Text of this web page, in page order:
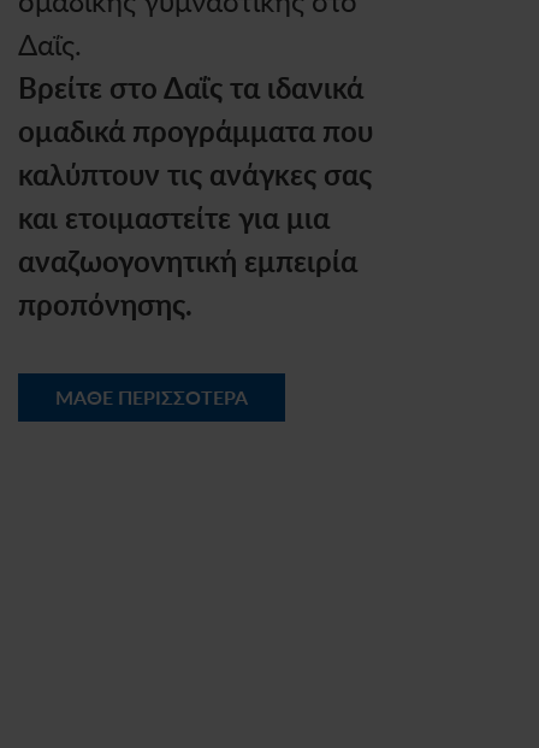
Δαΐς.
Βρείτε στο Δαΐς τα ιδανικά
ομαδικά προγράμματα που
καλύπτουν τις ανάγκες σας
και ετοιμαστείτε για μια
αναζωογονητική εμπειρία
προπόνησης.
ΜΑΘΕ ΠΕΡΙΣΣΟΤΕΡΑ